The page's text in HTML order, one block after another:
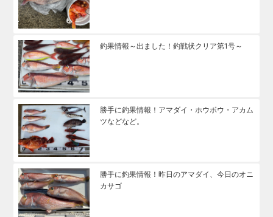
釣果情報～出ました！釣戦状クリア第1号～
勝手に釣果情報！アマダイ・ホウボウ・アカム
ツなどなど。
勝手に釣果情報！昨日のアマダイ、今日のオニ
カサゴ